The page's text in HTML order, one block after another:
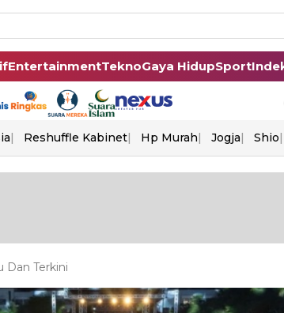
EntertainmentTeknoGaya HidupSport
Reshuffle Kabinet Hp Murah Jogja Shio
Dan Terkini